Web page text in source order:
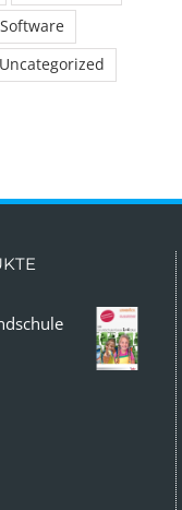
Software
Uncategorized